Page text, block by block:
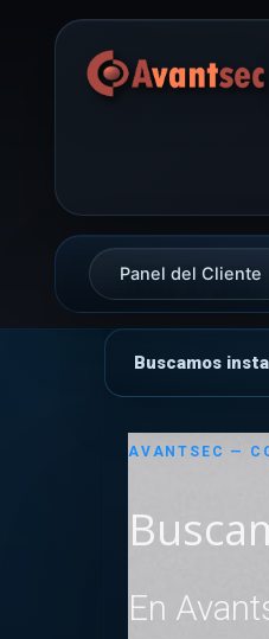
Panel del Cliente
Buscamos
AVANTSEC —
En